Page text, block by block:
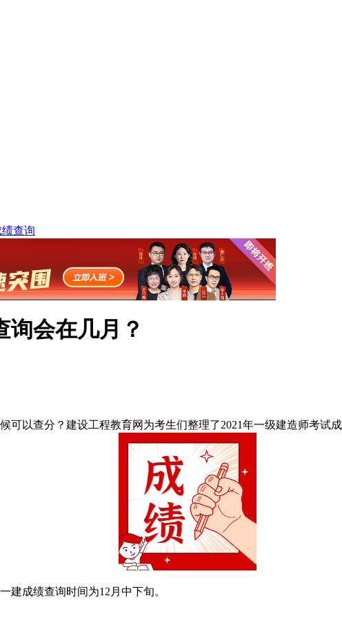
绩查询
询会在几月？
可以查分？建设工程教育网为考生们整理了2021年一级建造师考试
建成绩查询时间为12月中下旬。